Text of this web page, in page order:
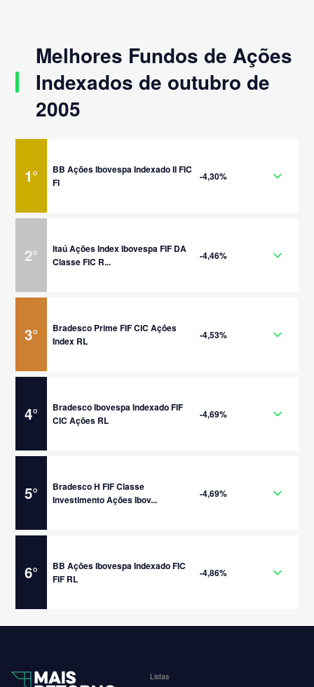
Melhores Fundos de Ações
Indexados de outubro de
2005
1°
BB Ações Ibovespa Indexado II FIC
FI
-4,30%
2°
Itaú Ações Index Ibovespa FIF DA
Classe FIC R...
-4,46%
3°
Bradesco Prime FIF CIC Ações
Index RL
-4,53%
4°
Bradesco Ibovespa Indexado FIF
CIC Ações RL
-4,69%
5°
Bradesco H FIF Classe
Investimento Ações Ibov...
-4,69%
6°
BB Ações Ibovespa Indexado FIC
FIF RL
-4,86%
Listas